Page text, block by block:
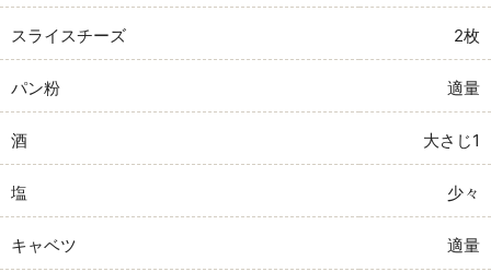
スライスチーズ 2枚
パン粉 適量
酒 大さじ1
塩 少々
キャベツ 適量